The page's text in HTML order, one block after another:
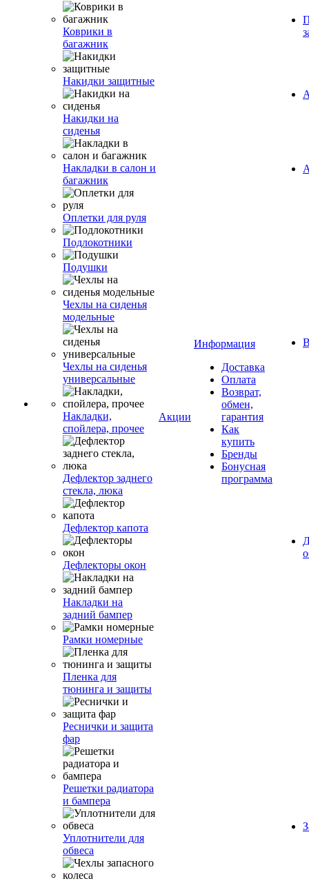
Коврики в
багажник
Накидки защитные
Накидки на
сиденья
Накладки в салон и
багажник
Оплетки для руля
Подлокотники
Подушки
Чехлы на сиденья
модельные
Чехлы на сиденья
универсальные
Накладки,
спойлера, прочее
Дефлектор заднего
стекла, люка
Дефлектор капота
Дефлекторы окон
Накладки на
задний бампер
Рамки номерные
Пленка для
тюнинга и защиты
Реснички и защита
фар
Решетки радиатора
и бампера
Уплотнители для
обвеса
Акции
Информация
Доставка
Оплата
Возврат,
обмен,
гарантия
Как
купить
Бренды
Бонусная
программа